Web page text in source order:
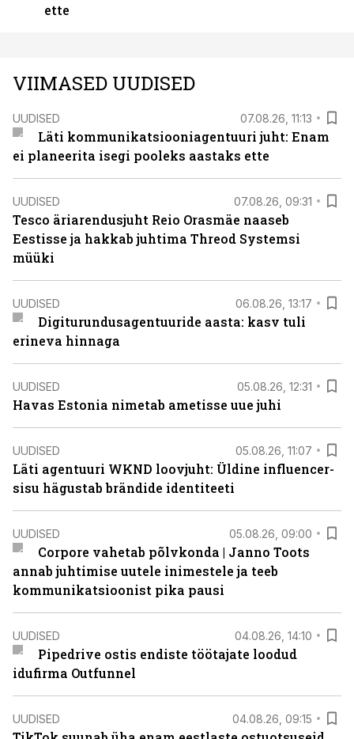
ette
VIIMASED UUDISED
UUDISED 07.08.26, 11:13
Läti kommunikatsiooniagentuuri juht: Enam
ei planeerita isegi pooleks aastaks ette
UUDISED 07.08.26, 09:31
Tesco äriarendusjuht Reio Orasmäe naaseb
Eestisse ja hakkab juhtima Threod Systemsi
müüki
UUDISED 06.08.26, 13:17
Digiturundusagentuuride aasta: kasv tuli
erineva hinnaga
UUDISED 05.08.26, 12:31
Havas Estonia nimetab ametisse uue juhi
UUDISED 05.08.26, 11:07
Läti agentuuri WKND loovjuht: Üldine influencer-
sisu hägustab brändide identiteeti
UUDISED 05.08.26, 09:00
Corpore vahetab põlvkonda | Janno Toots
annab juhtimise uutele inimestele ja teeb
kommunikatsioonist pika pausi
UUDISED 04.08.26, 14:10
Pipedrive ostis endiste töötajate loodud
idufirma Outfunnel
UUDISED 04.08.26, 09:15